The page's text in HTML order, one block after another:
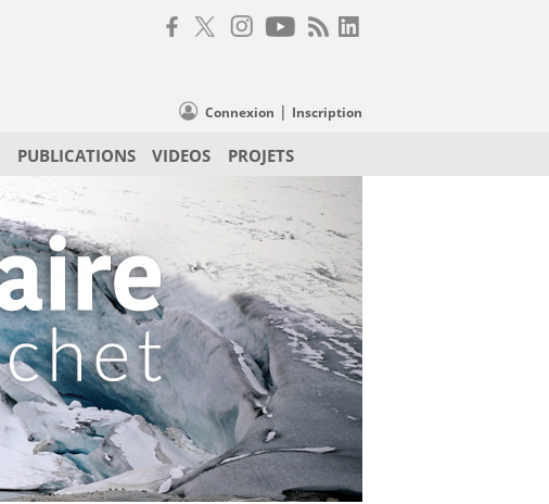
Connexion | Inscription
PUBLICATIONS VIDEOS PROJETS